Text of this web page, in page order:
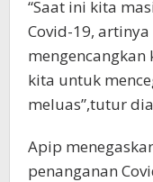
“Saat ini kita
Covid-19,
mengencangkan
kita untuk
meluas”,tutur
Apip
penanganan